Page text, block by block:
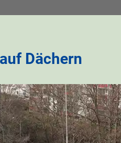
Dächern